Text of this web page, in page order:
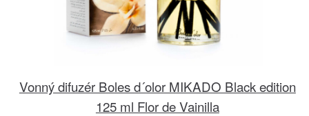
Vonný difuzér Boles d´olor MIKADO Black edition
125 ml Flor de Vainilla